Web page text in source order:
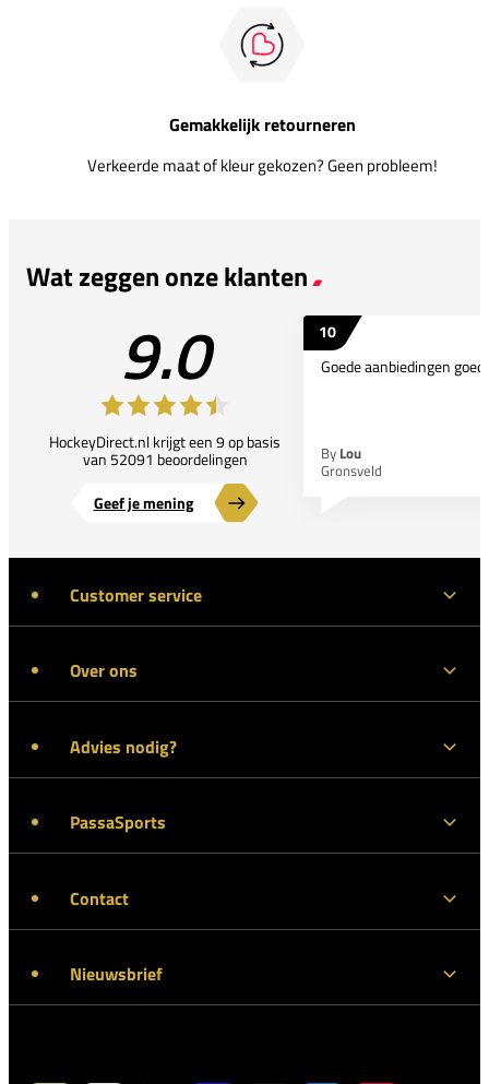
Gemakkelijk retourneren
Verkeerde maat of kleur gekozen? Geen probleem!
Wat zeggen onze klanten
9.0
HockeyDirect.nl krijgt een 9 op basis
van 52091 beoordelingen
Geef je mening
10
Goede aanbiedingen
By Lou
Gronsveld
Customer service
Over ons
Advies nodig?
PassaSports
Contact
Nieuwsbrief